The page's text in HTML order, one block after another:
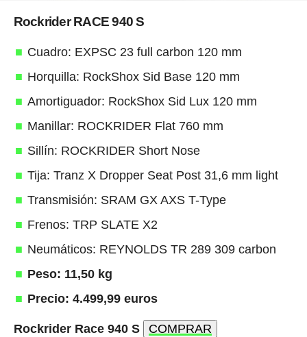
Rockrider RACE 940 S
Cuadro: EXPSC 23 full carbon 120 mm
Horquilla: RockShox Sid Base 120 mm
Amortiguador: RockShox Sid Lux 120 mm
Manillar: ROCKRIDER Flat 760 mm
Sillín: ROCKRIDER Short Nose
Tija: Tranz X Dropper Seat Post 31,6 mm light
Transmisión: SRAM GX AXS T-Type
Frenos: TRP SLATE X2
Neumáticos: REYNOLDS TR 289 309 carbon
Peso: 11,50 kg
Precio: 4.499,99 euros
Rockrider Race 940 S COMPRAR